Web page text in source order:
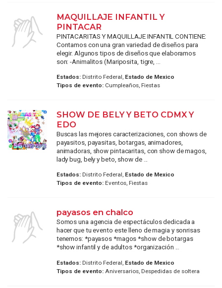
MAQUILLAJE INFANTIL Y
PINTACAR
PINTACARITAS Y MAQUILLAJE INFANTIL CONTIENE:
Contamos con una gran variedad de diseños para
elegir. Algunos tipos de diseños que elaboramos
son: -Animalitos (Mariposita, tigre, ...
Estados:Distrito Federal, Estado de Mexico
Tipos de evento:Cumpleaños, Fiestas
SHOW DE BELY Y BETO CDMX Y
EDO
Buscas las mejores caracterizaciones, con shows de
payasitos, payasitas, botargas, animadores,
animadoras, show pintacaritas, con show de magos,
lady bug, bely y beto, show de ...
Estados:Distrito Federal, Estado de Mexico
Tipos de evento:Eventos, Fiestas
payasos en chalco
Somos una agencia de espectáculos dedicada a
hacer que tu evento este lleno de magia y sonrisas
tenemos: *payasos *magos *show de botargas
*show infantil y de adultos *organización ...
Estados:Distrito Federal, Estado de Mexico
Tipos de evento:Aniversarios, Despedidas de soltera